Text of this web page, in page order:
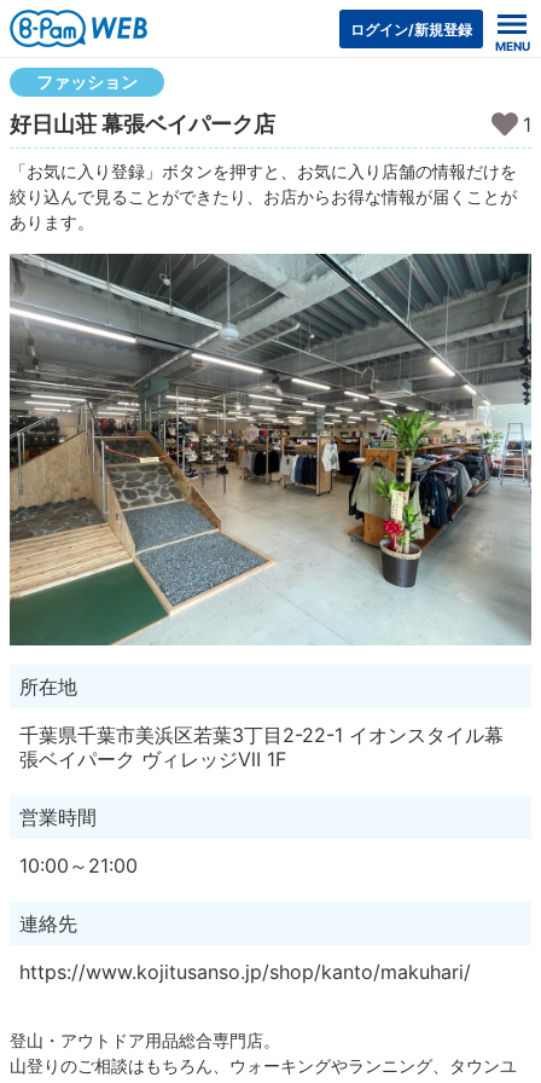
ログイン/新規登録
ファッション
1
好日山荘 幕張ベイパーク店
「お気に入り登録」ボタンを押すと、お気に入り店舗の情報だけを
絞り込んで見ることができたり、お店からお得な情報が届くことが
あります。
所在地
千葉県千葉市美浜区若葉3丁目2-22-1 イオンスタイル幕
張ベイパーク ヴィレッジⅦ 1F
営業時間
10:00～21:00
連絡先
https://www.kojitusanso.jp/shop/kanto/makuhari/
登山・アウトドア用品総合専門店。
山登りのご相談はもちろん、ウォーキングやランニング、タウンユ